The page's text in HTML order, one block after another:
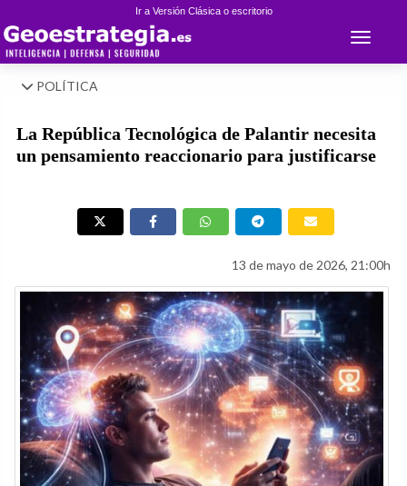
Ir a Versión Clásica o escritorio
Toggle
POLÍTICA
La República Tecnológica de Palantir necesita
un pensamiento reaccionario para justificarse
13 de mayo de 2026, 21:00h